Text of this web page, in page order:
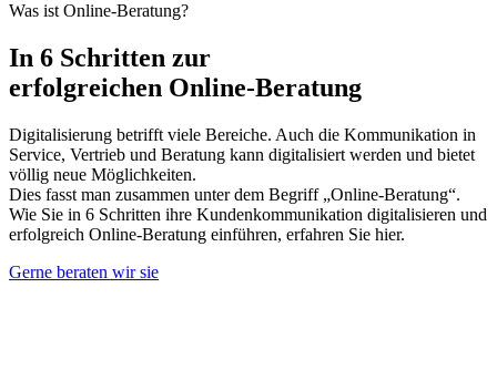
Was ist Online-Beratung?
In 6 Schritten zur
erfolgreichen Online-Beratung
Digitalisierung betrifft viele Bereiche. Auch die Kommunikation in
Service, Vertrieb und Beratung kann digitalisiert werden und bietet
völlig neue Möglichkeiten.
Dies fasst man zusammen unter dem Begriff „Online-Beratung“.
Wie Sie in 6 Schritten ihre Kundenkommunikation digitalisieren und
erfolgreich Online-Beratung einführen, erfahren Sie hier.
Gerne beraten wir sie